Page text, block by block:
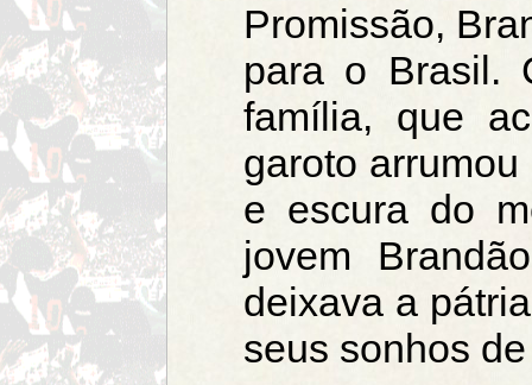
Promissão,
para o Brasil.
família, que
garoto
e escura do
jovem
deixava a
seus sonhos